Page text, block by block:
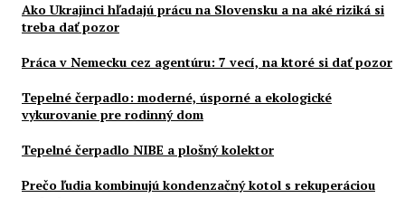
Ako Ukrajinci hľadajú prácu na Slovensku a na aké riziká si
treba dať pozor
Práca v Nemecku cez agentúru: 7 vecí, na ktoré si dať pozor
Tepelné čerpadlo: moderné, úsporné a ekologické
vykurovanie pre rodinný dom
Tepelné čerpadlo NIBE a plošný kolektor
Prečo ľudia kombinujú kondenzačný kotol s rekuperáciou